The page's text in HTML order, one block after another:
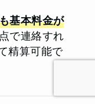
基本料金が
で連絡すれ
精算可能で